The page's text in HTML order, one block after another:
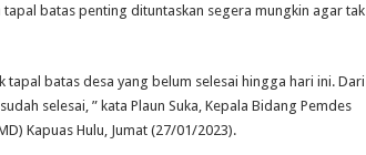
batas penting dituntaskan segera mungkin agar tak
tapal batas desa yang belum selesai hingga hari ini. Dari
selesai, ” kata Plaun Suka, Kepala Bidang Pemdes
Kapuas Hulu, Jumat (27/01/2023).